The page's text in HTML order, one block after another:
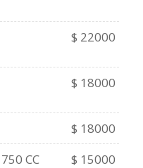
$ 22000
$ 18000
$ 18000
CC
$ 15000